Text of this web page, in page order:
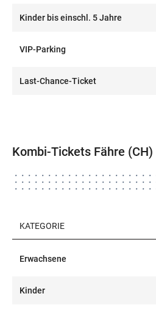
Kinder bis einschl. 5 Jahre
VIP-Parking
Last-Chance-Ticket
Kombi-Tickets Fähre (CH)
KATEGORIE
Erwachsene
Kinder